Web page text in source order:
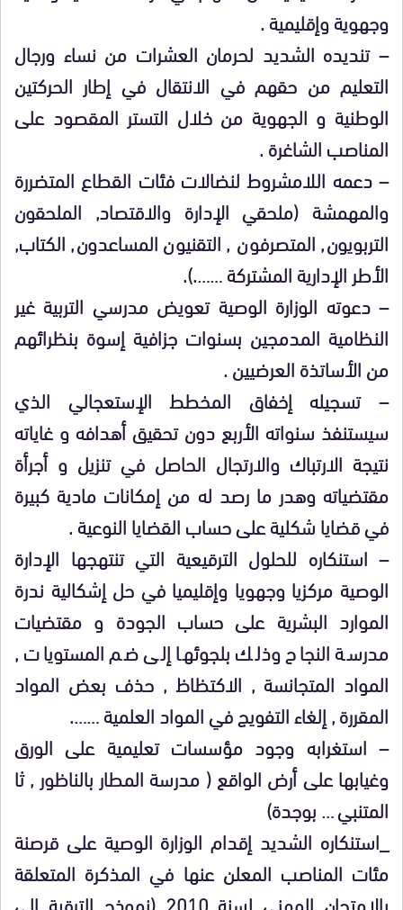
وجهوية وإقليمية .
– تنديده الشديد لحرمان العشرات من نساء ورجال
التعليم من حقهم في الانتقال في إطار الحركتين
الوطنية و الجهوية من خلال التستر المقصود على
المناصب الشاغرة .
– دعمه اللامشروط لنضالات فئات القطاع المتضررة
والمهمشة (ملحقي الإدارة والاقتصاد, الملحقون
التربويون, المتصرفون , التقنيون المساعدون, الكتاب,
الأطر الإدارية المشتركة …….).
– دعوته الوزارة الوصية تعويض مدرسي التربية غير
النظامية المدمجين بسنوات جزافية إسوة بنظرائهم
من الأساتذة العرضيين .
– تسجيله إخفاق المخطط الإستعجالي الذي
سيستنفذ سنواته الأربع دون تحقيق أهدافه و غاياته
نتيجة الارتباك والارتجال الحاصل في تنزيل و أجرأة
مقتضياته وهدر ما رصد له من إمكانات مادية كبيرة
في قضايا شكلية على حساب القضايا النوعية .
– استنكاره للحلول الترقيعية التي تنتهجها الإدارة
الوصية مركزيا وجهويا وإقليميا في حل إشكالية ندرة
الموارد البشرية على حساب الجودة و مقتضيات
مدرسة النجاح وذلك بلجوئها إلى ضم المستويات ,
المواد المتجانسة , الاكتظاظ , حذف بعض المواد
المقررة , إلغاء التفويج في المواد العلمية …….
– استغرابه وجود مؤسسات تعليمية على الورق
وغيابها على أرض الواقع ( مدرسة المطار بالناظور , ثا
المتنبي … بوجدة)
_استنكاره الشديد إقدام الوزارة الوصية على قرصنة
مئات المناصب المعلن عنها في المذكرة المتعلقة